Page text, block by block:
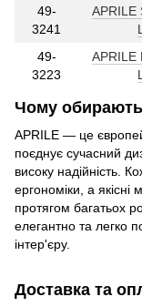
49-
3241
APRILE
49-
3223
APRILE
Чому обирають
APRILE — це
поєднує сучасний
високу надійність.
ергономіки, а
протягом багатьох
елегантно та легко
інтер'єру.
Доставка та